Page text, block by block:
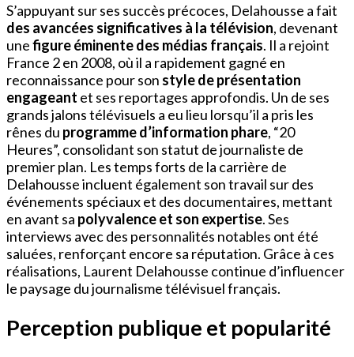
S’appuyant sur ses succès précoces, Delahousse a fait
des avancées significatives à la télévision, devenant
unefigure éminente des médias français. Il a rejoint
France 2 en 2008, où il a rapidement gagné en
reconnaissance pour son style de présentation
engageant et ses reportages approfondis. Un de ses
grands jalons télévisuels a eu lieu lorsqu’il a pris les
rênes du programme d’information phare, “20
Heures”, consolidant son statut de journaliste de
premier plan. Les temps forts de la carrière de
Delahousse incluent également son travail sur des
événements spéciaux et des documentaires, mettant
en avant sa polyvalence et son expertise. Ses
interviews avec des personnalités notables ont été
saluées, renforçant encore sa réputation. Grâce à ces
réalisations, Laurent Delahousse continue d’influencer
le paysage du journalisme télévisuel français.
Perception publique et popularité